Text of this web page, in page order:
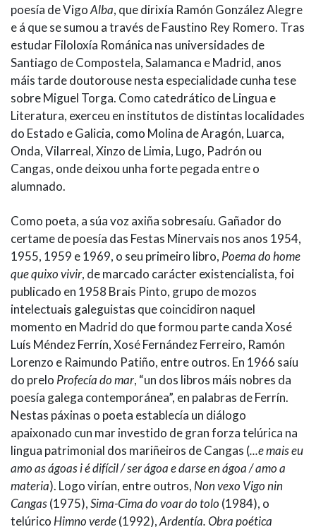
poesía de VigoAlba, que dirixía Ramón González Alegre
e á que se sumou a través de Faustino Rey Romero. Tras
estudar Filoloxía Románica nas universidades de
Santiago de Compostela, Salamanca e Madrid, anos
máis tarde doutorouse nesta especialidade cunha tese
sobre Miguel Torga. Como catedrático de Lingua e
Literatura, exerceu en institutos de distintas localidades
do Estado e Galicia, como Molina de Aragón, Luarca,
Onda, Vilarreal, Xinzo de Limia, Lugo, Padrón ou
Cangas, onde deixou unha forte pegada entre o
alumnado.
Como poeta, a súa voz axiña sobresaíu. Gañador do
certame de poesía das Festas Minervais nos anos 1954,
1955, 1959 e 1969, o seu primeiro libro, Poema do home
que quixo vivir, de marcado carácter existencialista, foi
publicado en 1958 Brais Pinto, grupo de mozos
intelectuais galeguistas que coincidiron naquel
momento en Madrid do que formou parte canda Xosé
Luís Méndez Ferrín, Xosé Fernández Ferreiro, Ramón
Lorenzo e Raimundo Patiño, entre outros. En 1966 saíu
do prelo Profecía do mar, “un dos libros máis nobres da
poesía galega contemporánea”, en palabras de Ferrín.
Nestas páxinas o poeta establecía un diálogo
apaixonado cun mar investido de gran forza telúrica na
lingua patrimonial dos mariñeiros de Cangas (...e mais eu
amo as ágoas i é difícil / ser ágoa e darse en ágoa / amo a
materia). Logo virían, entre outros, Non vexo Vigo nin
Cangas(1975),Sima-Cima do voar do tolo (1984), o
telúrico Himno verde(1992),Ardentía. Obra poética